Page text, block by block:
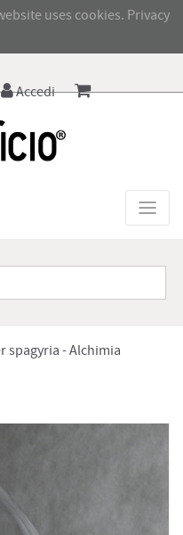
uses cookies. Privacy
Accedi
spagyria - Alchimia